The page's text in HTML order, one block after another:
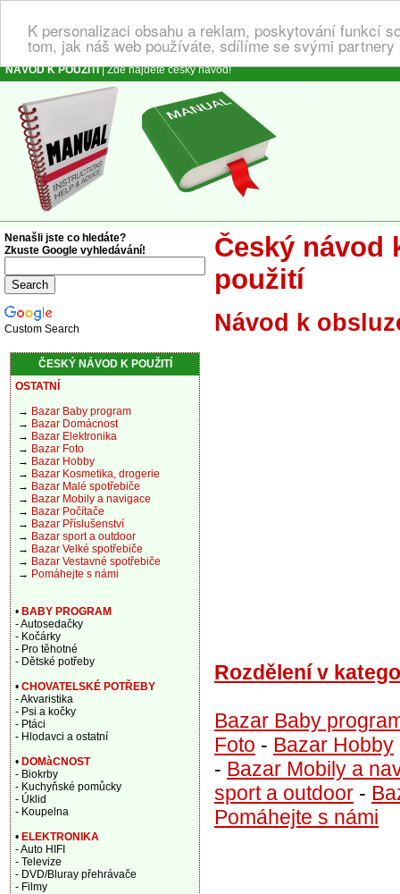
K personalizaci obsahu a reklam, poskytování funkcí
tom, jak náš web používáte, sdílíme se svými
NÁVOD K POUŽITÍ| Zde najdete český návod!
Český návod
použití
Návod k
Rozdělení v
Bazar Baby
Foto - Bazar Hobby
- Bazar Mobily a
sport a outdoor -
Pomáhejte s námi
Nenašli jste co hledáte?
Zkuste Google vyhledávání!
Custom Search
ČESKÝ NÁVOD K POUŽITÍ
OSTATNÍ
→ Bazar Baby program
→ Bazar Domácnost
→ Bazar Elektronika
→ Bazar Foto
→ Bazar Hobby
→ Bazar Kosmetika, drogerie
→ Bazar Malé spotřebiče
→ Bazar Mobily a navigace
→ Bazar Počítače
→ Bazar Příslušenství
→ Bazar sport a outdoor
→ Bazar Velké spotřebiče
→ Bazar Vestavné spotřebiče
→ Pomáhejte s námi
• BABY PROGRAM
- Autosedačky
- Kočárky
- Pro těhotné
- Dětské potřeby
• CHOVATELSKÉ POTŘEBY
- Akvaristika
- Psi a kočky
- Ptáci
- Hlodavci a ostatní
• DOMàCNOST
- Biokrby
- Kuchyňské pomůcky
- Úklid
- Koupelna
• ELEKTRONIKA
- Auto HIFI
- Televize
- DVD/Bluray přehrávače
- Filmy